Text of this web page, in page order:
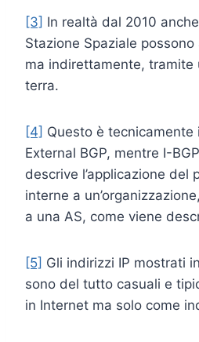
[3] In realtà dal 2010
Stazione Spaziale
ma indirettamente, tramite
terra.
[4] Questo è tecnicamente
External BGP, mentre I-
descrive l’applicazione del
interne a
a una AS, come viene
[5] Gli indirizzi IP mostrati
sono del tutto casuali e
in Internet ma solo come